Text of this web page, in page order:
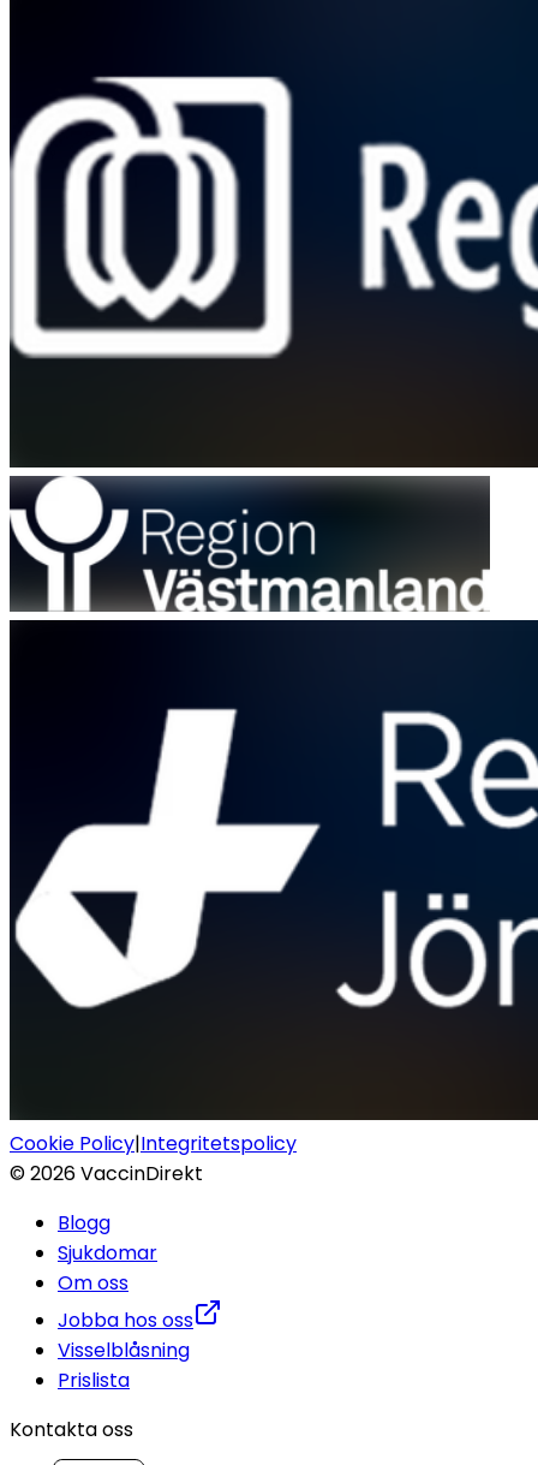
Cookie Policy|Integritetspolicy
©2026VaccinDirekt
Blogg
Sjukdomar
Om oss
Jobba hos oss
Visselblåsning
Prislista
Kontakta oss